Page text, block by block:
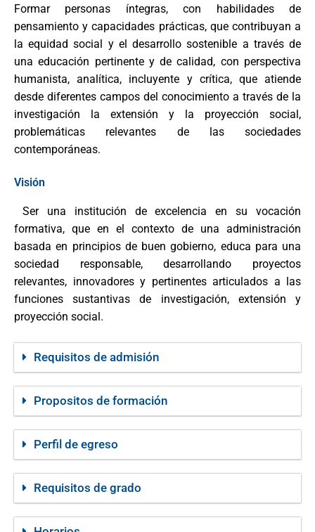
Formar personas íntegras, con habilidades de
pensamiento y capacidades prácticas, que contribuyan a
la equidad social y el desarrollo sostenible a través de
una educación pertinente y de calidad, con perspectiva
humanista, analítica, incluyente y crítica, que atiende
desde diferentes campos del conocimiento a través de la
investigación la extensión y la proyección social,
problemáticas relevantes de las sociedades
contemporáneas.
Visión
Ser una institución de excelencia en su vocación
formativa, que en el contexto de una administración
basada en principios de buen gobierno, educa para una
sociedad responsable, desarrollando proyectos
relevantes, innovadores y pertinentes articulados a las
funciones sustantivas de investigación, extensión y
proyección social.
Requisitos de admisión
Propositos de formación
Perfil de egreso
Requisitos de grado